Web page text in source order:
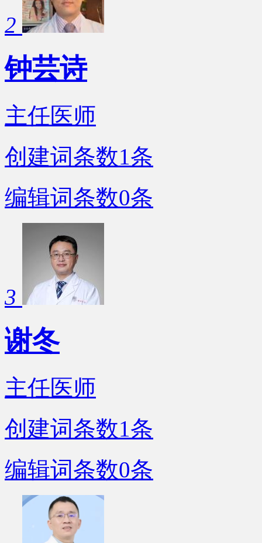
2
钟芸诗
主任医师
创建词条数1条
编辑词条数0条
3
谢冬
主任医师
创建词条数1条
编辑词条数0条